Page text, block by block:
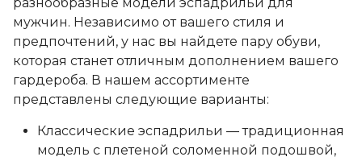
мужчин. Независимо от вашего стиля и
предпочтений, у нас вы найдете пару обуви,
которая станет отличным дополнением вашего
гардероба. В нашем ассортименте
представлены следующие варианты:
Классические эспадрильи — традиционная
модель с плетеной соломенной подошвой,